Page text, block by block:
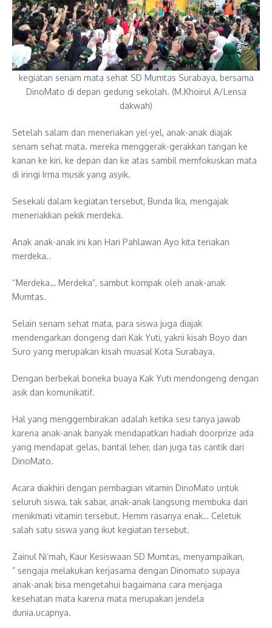
kegiatan senam mata sehat SD Mumtas Surabaya, bersama
DinoMato di depan gedung sekolah. (M.Khoirul A/Lensa
dakwah)
Setelah salam dan meneriakan yel-yel, anak-anak diajak
senam sehat mata. mereka menggerak-gerakkan tangan ke
kanan ke kiri, ke depan dan ke atas sambil memfokuskan mata
di iringi Irma musik yang asyik.
Sesekali dalam kegiatan tersebut, Bunda Ika, mengajak
meneriakkan pekik merdeka.
Anak anak-anak ini kan Hari Pahlawan Ayo kita teriakan
merdeka..
“Merdeka… Merdeka”, sambut kompak oleh anak-anak
Mumtas.
Selain senam sehat mata, para siswa juga diajak
mendengarkan dongeng dari Kak Yuti, yakni kisah Boyo dan
Suro yang merupakan kisah muasal Kota Surabaya.
Dengan berbekal boneka buaya Kak Yuti mendongeng dengan
asik dan komunikatif.
Hal yang menggembirakan adalah ketika sesi tanya jawab
karena anak-anak banyak mendapatkan hadiah doorprize ada
yang mendapat gelas, bantal leher, dan juga tas cantik dari
DinoMato.
Acara diakhiri dengan pembagian vitamin DinoMato untuk
seluruh siswa, tak sabar, anak-anak langsung membuka dan
menikmati vitamin tersebut. Hemm rasanya enak… Celetuk
salah satu siswa yang ikut kegiatan tersebut.
Zainul Ni’mah, Kaur Kesiswaan SD Mumtas, menyampaikan,
” sengaja melakukan kerjasama dengan Dinomato supaya
anak-anak bisa mengetahui bagaimana cara menjaga
kesehatan mata karena mata merupakan jendela
dunia.ucapnya.